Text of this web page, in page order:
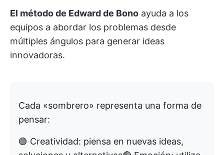
El método de Edward de Bono ayuda a los
equipos a abordar los problemas desde
múltiples ángulos para generar ideas
innovadoras.
Cada «sombrero» representa una forma de
pensar:
🟢 Creatividad: piensa en nuevas ideas,